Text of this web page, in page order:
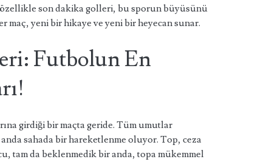
özellikle son dakika golleri, bu sporun büyüsünü
maç, yeni bir hikaye ve yeni bir heyecan sunar.
Futbolun En
girdiği bir maçta geride. Tüm umutlar
sahada bir hareketlenme oluyor. Top, ceza
tam da beklenmedik bir anda, topa mükemmel